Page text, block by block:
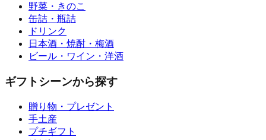
野菜・きのこ
缶詰・瓶詰
ドリンク
日本酒・焼酎・梅酒
ビール・ワイン・洋酒
ギフトシーンから探す
贈り物・プレゼント
手土産
プチギフト